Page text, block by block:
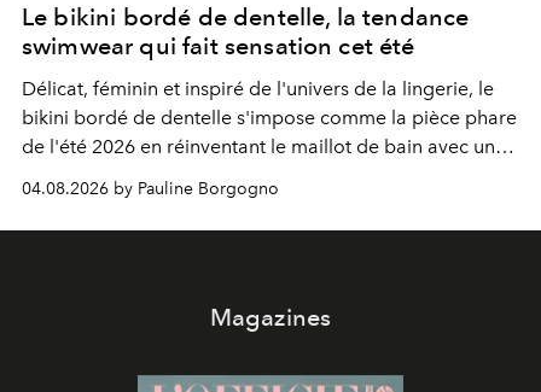
Le bikini bordé de dentelle, la tendance
swimwear qui fait sensation cet été
Délicat, féminin et inspiré de l'univers de la lingerie, le
bikini bordé de dentelle s'impose comme la pièce phare
de l'été 2026 en réinventant le maillot de bain avec une
04.08.2026 by Pauline Borgogno
Magazines